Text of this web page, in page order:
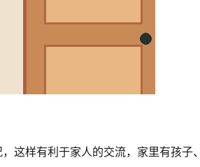
这样有利于家人的交流，家里有孩子